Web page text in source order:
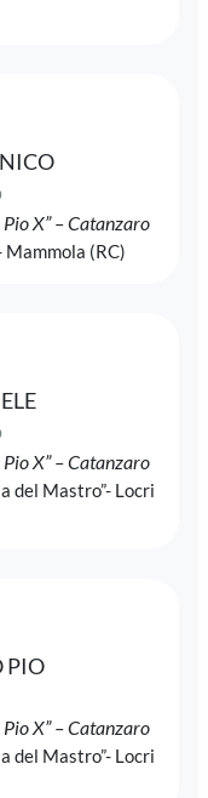
X” – Catanzaro
Mammola (RC)
X” – Catanzaro
del Mastro”- Locri
PIO
X” – Catanzaro
del Mastro”- Locri